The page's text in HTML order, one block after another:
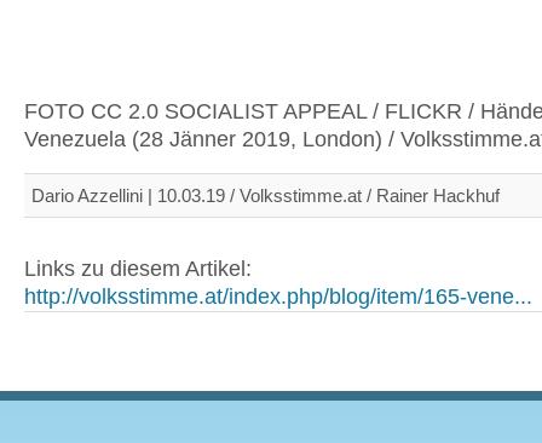
FOTO CC 2.0 SOCIALIST APPEAL / FLICKR /
Venezuela (28 Jänner 2019, London) /
Dario Azzellini | 10.03.19 / Volksstimme.at / Rainer Hackhuf
Links zu diesem Artikel:
http://volksstimme.at/index.php/blog/item/165-vene...